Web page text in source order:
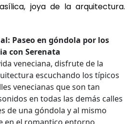
joya de la arquitectura.
Paseo en góndola por los
con Serenata
veneciana, disfrute de la
escuchando los típicos
venecianas que son tan
en todas las demás calles
de una góndola y al mismo